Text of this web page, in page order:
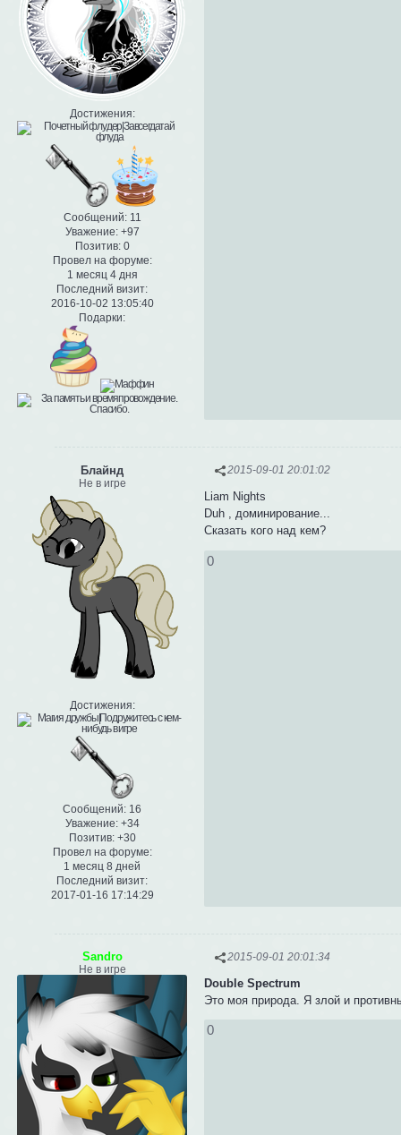
Достижения:
Сообщений:11
Уважение: +97
Позитив: 0
Провел на форуме:
1 месяц 4 дня
Последний визит:
2016-10-02 13:05:40
Подарки:
2015-09-01 20:01:02
Блайнд
Не в игре
Достижения:
Сообщений: 16
Уважение: +34
Позитив: +30
Провел на форуме:
1 месяц 8 дней
Последний визит:
2017-01-16 17:14:29
Liam Nights
Duh , доминирование...
Сказать кого над кем?
0
2015-09-01 20:01:34
Sandro
Не в игре
Double Spectrum
Это моя природа. Я злой и
0